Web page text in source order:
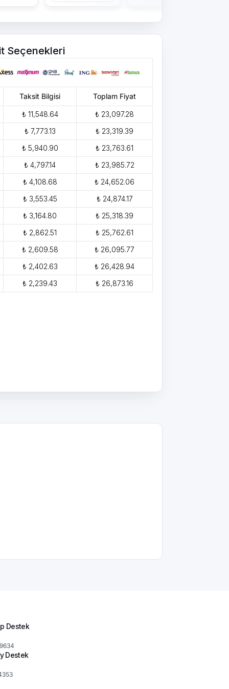
Seçenekleri
Taksit Bilgisi Toplam Fiyat
₺ 11,548.64
₺ 23,097.28
₺ 7,773.13
₺ 23,319.39
₺ 5,940.90
₺ 23,763.61
₺ 4,797.14
₺ 23,985.72
₺ 4,108.68
₺ 24,652.06
₺ 3,553.45
₺ 24,874.17
₺ 3,164.80
₺ 25,318.39
₺ 2,862.51
₺ 25,762.61
₺ 2,609.58
₺ 26,095.77
₺ 2,402.63
₺ 26,428.94
₺ 2,239.43 ₺ 26,873.16
Destek
Destek